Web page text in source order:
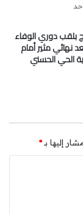
الرياضية ضمن
بلقب دوري الوفاء
2026 بعد نهائي مثير أمام
الحي الحسني
إليها بـ*